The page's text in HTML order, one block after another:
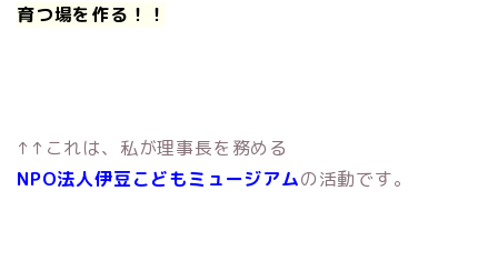
育つ場を作る！！
↑↑これは、私が理事長を務める
NPO法人伊豆こどもミュージアムの活動です。